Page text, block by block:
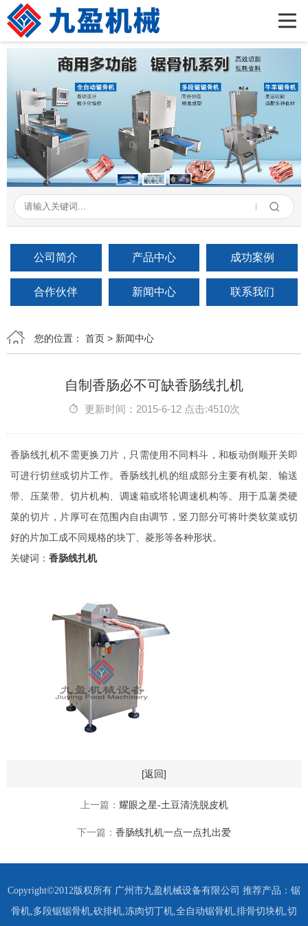
产品展示
新闻资讯
成功案例
在线留言
联系我们
公司简介 产品中心 成功案例
合作伙伴 新闻中心 联系我们
您的位置： 首页 > 新闻中心
自制香肠必不可缺香肠线扎机
更新时间：2015-6-12 点击:4510次
香肠线扎机不需更换刀片，只需使用不同料斗，和板动倒顺开关即
可进行切丝或切片工作。香肠线扎机的组成部分主要有机架、输送
带、压菜带、切片机构、调速箱或塔轮调速机构等。用于瓜薯类硬
菜的切片，片厚可在范围内自由调节，竖刀部分可将叶类软菜或切
好的片加工成不同规格的块丁、菱形等各种形状。
关键词： 香肠线扎机
[返回]
上一篇： 耀眼之星-土豆清洗脱皮机
下一篇： 香肠线扎机一点一点扎出爱
Copyright©2012版权所有 广州市九盈机械设备有限公司 推荐产品： 锯
骨机 多段锯锯骨机 砍排机 冻肉切丁机 全自动锯骨机 排骨切块机 切